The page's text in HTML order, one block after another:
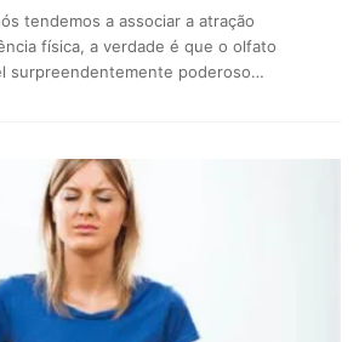
tendemos a associar a atração
física, a verdade é que o olfato
surpreendentemente poderoso…